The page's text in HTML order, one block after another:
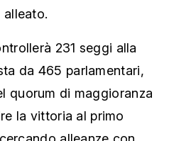
231 seggi alla
da 465 parlamentari,
quorum di maggioranza
la vittoria al primo